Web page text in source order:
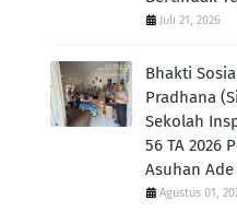
Juli 21, 2026
Bhakti
Pradhana
Sekolah
56 TA 2026
Asuhan
Agustus 01,